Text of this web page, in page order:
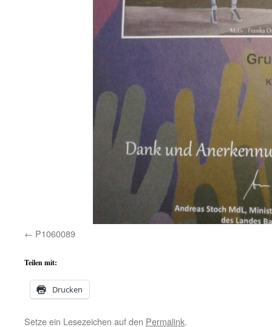
P1060089
Teilen mit:
Drucken
Setze ein Lesezeichen auf den Permalink.